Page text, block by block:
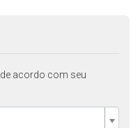
acordo com seu